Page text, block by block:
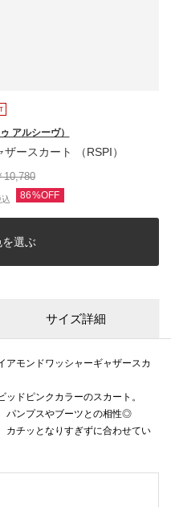
アルシーヴ）
ースカート （RSPI）
10,780
86%OFF
選ぶ
サイズ詳細
モンドワッシャーギャザースカ
ドピンクカラーのスカート。
パンプスやブーツとの相性◎
カチッとなりすぎずに合わせてい